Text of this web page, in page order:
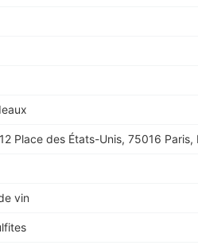
Place des États-Unis, 75016 Paris,
vin